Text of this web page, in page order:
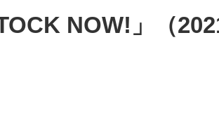
NOW!」（